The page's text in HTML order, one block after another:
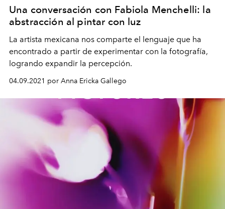
Una conversación con Fabiola Menchelli: la
abstracción al pintar con luz
La artista mexicana nos comparte el lenguaje que ha
encontrado a partir de experimentar con la fotografía,
logrando expandir la percepción.
04.09.2021 por Anna Ericka Gallego